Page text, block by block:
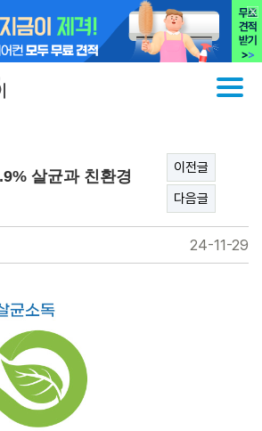
살균과 친환경
이전글
다음글
24-11-29